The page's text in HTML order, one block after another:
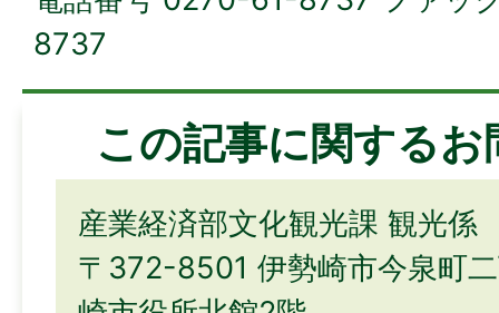
8737
この記事に関する
産業経済部文化観光課 観光係
〒372-8501 伊勢崎市今泉町